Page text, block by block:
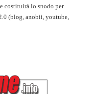
costituirà lo snodo per
(blog, anobii, youtube,